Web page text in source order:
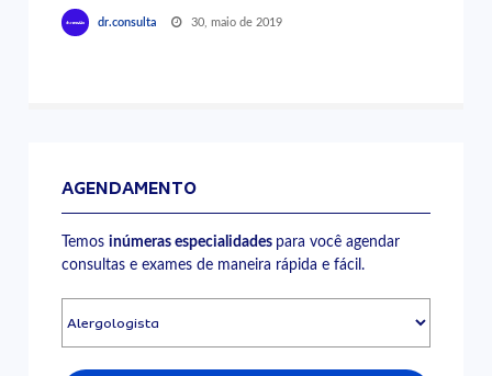
dr.consulta 30, maio de 2019
AGENDAMENTO
Temosinúmeras especialidades para você agendar
consultas e exames de maneira rápida e fácil.